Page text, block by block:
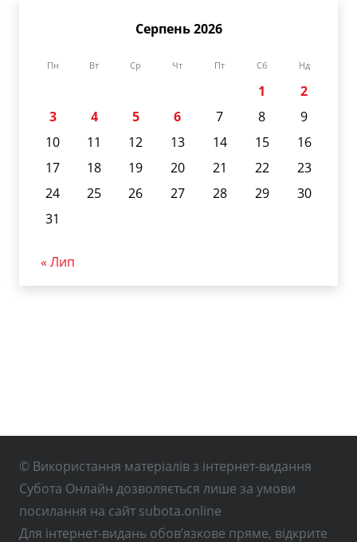
Серпень 2026
Пн Вт Ср Чт Пт Сб Нд
1
2
3
4 5 6 7 8
9
10
11 12 13 14 15
16
17
18 19 20 21 22
23
24
25 26 27 28 29
30
31
« Лип
© Використання матеріалів з інтернет-видання
Субота Онлайн дозволяється лише за умови
посилання на сайт subota.online
Для інтернет-видань обов’язкове пряме, відкрите